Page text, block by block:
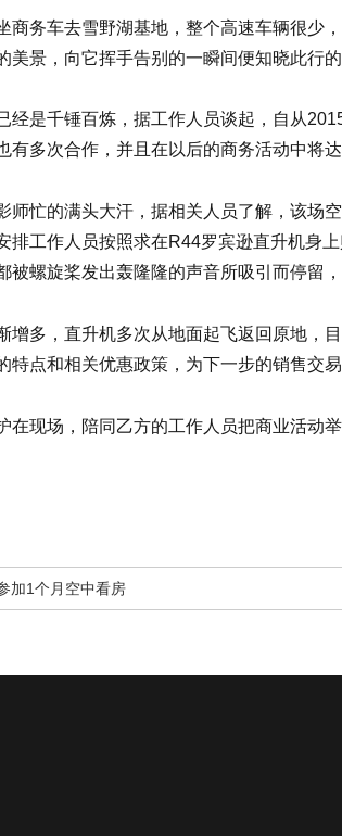
商务车去雪野湖基地，整个高速车辆很少
景，向它挥手告别的一瞬间便知晓此行
经是千锤百炼，据工作人员谈起，自从
有多次合作，并且在以后的商务活动中将
师忙的满头大汗，据相关人员了解，该场
排工作人员按照求在R44罗宾逊直升机身
被螺旋桨发出轰隆隆的声音所吸引而停留
增多，直升机多次从地面起飞返回原地，
特点和相关优惠政策，为下一步的销售交易
在现场，陪同乙方的工作人员把商业活动
加1个月空中看房